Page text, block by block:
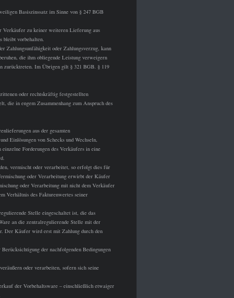
Basiszinssatz im Sinne von § 247 BGB
Verkäufer zu keiner weiteren Lieferung aus
bleibt vorbehalten.
Zahlungsunfähigkeit oder Zahlungsverzug, kann
die ihm obliegende Leistung verweigern
zurücktreten. Im Übrigen gilt § 321 BGB. § 119
oder rechtskräftig festgestellten
die in engem Zusammenhang zum Anspruch des
aus der gesamten
Einlösungen von Schecks und Wechseln,
Forderungen des Verkäufers in eine
vermischt oder verarbeitet, so erfolgt dies für
oder Verarbeitung erwirbt der Käufer
oder Verarbeitung mit nicht dem Verkäufer
Verhältnis des Fakturenwertes seiner
Stelle eingeschaltet ist, die das
an die zentralregulierende Stelle mit der
Der Käufer wird erst mit Zahlung durch den
der nachfolgenden Bedingungen
oder verarbeiten, sofern sich seine
der Vorbehaltsware – einschließlich etwaiger